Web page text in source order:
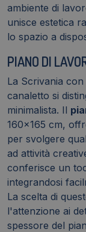
ambiente di
unisce estetica
lo spazio a
PIANO DI
La Scrivania
canaletto si
minimalista. Il
160x165 cm,
per svolgere
ad attività
conferisce un
integrandosi
La scelta di
l'attenzione ai
spessore del